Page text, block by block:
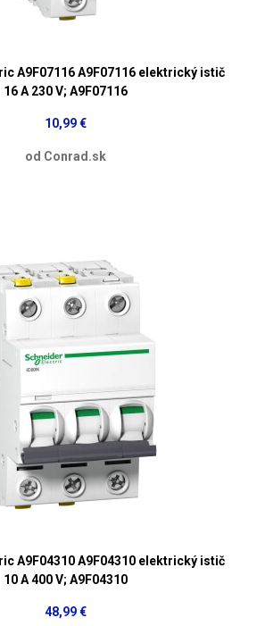
A9F07116 A9F07116 elektrický istič
16 A 230 V; A9F07116
10,99 €
od Conrad.sk
A9F04310 A9F04310 elektrický istič
10 A 400 V; A9F04310
48,99 €